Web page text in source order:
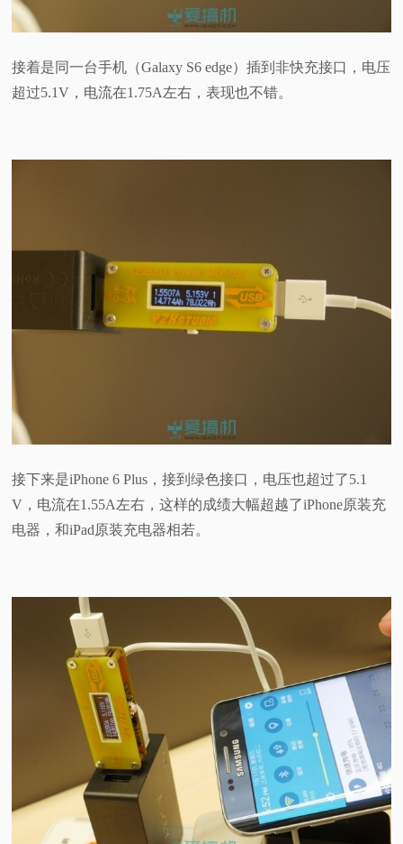
接着是同一台手机（Galaxy S6 edge）插到非快充接口，电压
超过5.1V，电流在1.75A左右，表现也不错。
接下来是iPhone 6 Plus，接到绿色接口，电压也超过了5.1
V，电流在1.55A左右，这样的成绩大幅超越了iPhone原装充
电器，和iPad原装充电器相若。